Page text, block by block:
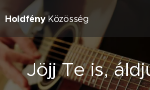
HoldfényKözösség
Jöjj Te is,